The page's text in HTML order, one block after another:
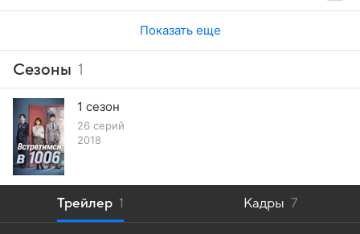
Показать еще
Сезоны 1
1 сезон
26 серий
2018
Трейлер 1 Кадры 7